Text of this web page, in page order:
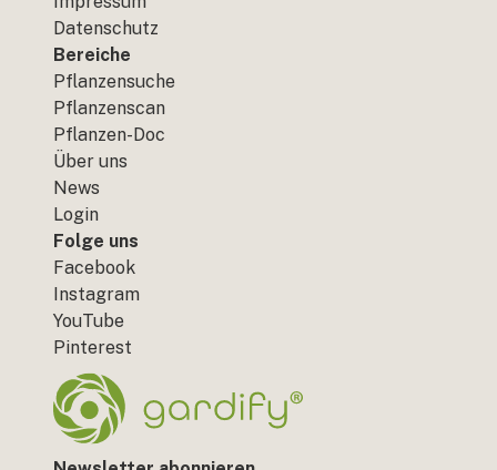
Datenschutz
Bereiche
Pflanzensuche
Pflanzenscan
Pflanzen-Doc
Über uns
News
Login
Folge uns
Facebook
Instagram
YouTube
Pinterest